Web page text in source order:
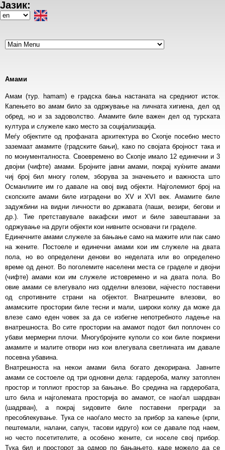
Skip
to
Јазик:
Select
Амами
Амам (тур. hamam) е градска бања настаната на средниот исток.
Капењето во амам било за одржување на личната хигиена, дел од
обред, но и за задоволство. Амамите биле важен дел од турската
култура и служеле како место за социјализација.
Меѓу објектите од профаната архитектура во Скопје посебно место
заземаат амамите (градските бањи), како по својата бројност така и
по монументалноста. Своевремено во Скопје имало 12 единечни и 3
двојни (чифте) амами. Бројните јавни амами, покрај куќните амами
чиј број бил многу голем, зборува за значењето и важноста што
Османлиите им го давале на овој вид објекти. Најголемиот број на
скопските амами билe изградени во XV и XVI век. Амамите биле
задужбини на видни личности во државата (паши, везири, бегови и
др.). Тие претставувале вакафски имот и биле завештавани за
одржување на други објекти кои нивните основачи ги граделе.
Единечните амами служеле за бањање само на мажите или пак само
на жените. Постоеле и единечни амами кои им служеле на двата
пола, но во определени денови во неделата или во определено
време од денот. Во поголемите населени места се граделе и двојни
(чифте) амами кои им служеле истовремено и на двата пола. Во
овие амами се влегувало низ одделни влезови, најчесто поставени
од спротивните страни на објектот. Внатрешните влезови, во
амамските простории биле тесни и мали, широки колку да може да
влезе само еден човек за да се избегне непотребното ладење на
внатрешноста. Во сите простории на амамот подот бил поплочен со
убави мермерни плочи. Многубројните куполи со кои биле покриени
амамите и малите отвори низ кои влегувала светлината им давале
посевна убавина.
Внатрешноста на некои амами била богато декорирана. Јавните
амами се состоеле од три одновни дела: гардероба, малку затоплен
простор и топлиот простор за бањање. Во средина на гардеробата,
што била и најголемата просторија во амамот, се наоѓал шардван
(шадрван), а покрај ѕидовите биле поставени прегради за
пресоблекување. Тука се наоѓало место за прибор за капење (крпи,
пештемали, налани, сапун, тасови идруго) кои се давале под наем,
но често посетителите, а особено жените, си носеле свој прибор.
Тука бил и просторот за одмор по бањањето, каде можело да се